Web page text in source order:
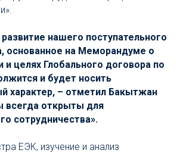
нашего поступательного
основанное на Меморандуме о
и целях Глобального договора по
и будет носить
характер, – отметил Бакытжан
всегда открыты для
сотрудничества».
ЕЭК, изучение и анализ